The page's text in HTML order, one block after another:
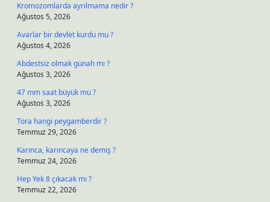
Kromozomlarda ayrılmama nedir ?
Ağustos 5, 2026
Avarlar bir devlet kurdu mu ?
Ağustos 4, 2026
Abdestsiz olmak günah mı ?
Ağustos 3, 2026
47 mm saat büyük mü ?
Ağustos 3, 2026
Tora hangi peygamberdir ?
Temmuz 29, 2026
Karınca, karıncaya ne demiş ?
Temmuz 24, 2026
Hep Yek 8 çıkacak mı ?
Temmuz 22, 2026